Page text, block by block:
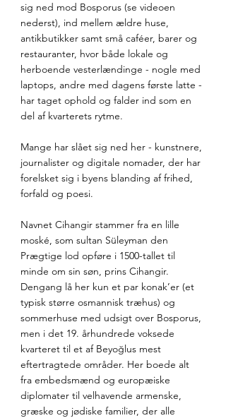
sig ned mod Bosporus (se videoen
nederst), ind mellem ældre huse,
antikbutikker samt små caféer, barer og
restauranter, hvor både lokale og
herboende vesterlændinge - nogle med
laptops, andre med dagens første latte -
har taget ophold og falder ind som en
del af kvarterets rytme.
Mange har slået sig ned her - kunstnere,
journalister og digitale nomader, der har
forelsket sig i byens blanding af frihed,
forfald og poesi.
Navnet Cihangir stammer fra en lille
moské, som sultan Süleyman den
Prægtige lod opføre i 1500-tallet til
minde om sin søn, prins Cihangir.
Dengang lå her kun et par konak’er (et
typisk større osmannisk træhus) og
sommerhuse med udsigt over Bosporus,
men i det 19. århundrede voksede
kvarteret til et af Beyoğlus mest
eftertragtede områder. Her boede alt
fra embedsmænd og europæiske
diplomater til velhavende armenske,
græske og jødiske familier, der alle